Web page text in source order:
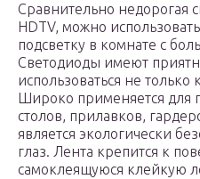
Сравнительно недорогая
HDTV, можно
подсветку в комнате с
Светодиоды имеют
использоваться не только
Широко применяется для
столов, прилавков,
является экологически
глаз. Лента крепится к
самоклеящуюся клейкую